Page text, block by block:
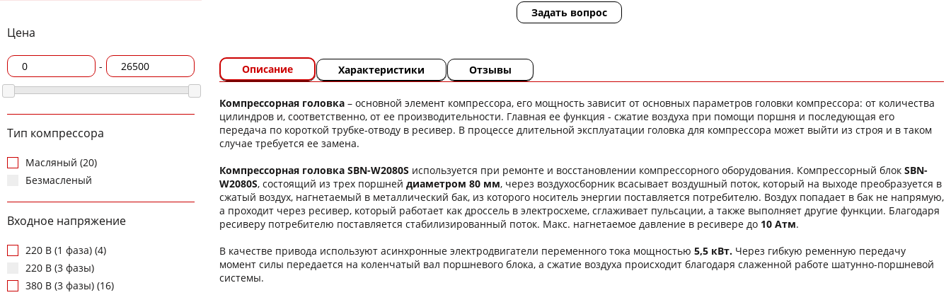
Цена
-
Тип компрессора
Масляный (20)
Безмасленый
Входное напряжение
220 В (1 фаза) (4)
220 В (3 фазы)
380 В (3 фазы) (16)
Задать вопрос
Описание Характеристики Отзывы
Компрессорная головка – основной элемент компрессора, его мощность зависит от основных параметров головки компрессора: от количества
цилиндров и, соответственно, от ее производительности. Главная ее функция - сжатие воздуха при помощи поршня и последующая его
передача по короткой трубке-отводу в ресивер. В процессе длительной эксплуатации головка для компрессора может выйти из строя и в таком
случае требуется ее замена.
Компрессорная головка SBN-W2080S используется при ремонте и восстановлении компрессорного оборудования. Компрессорный блок SBN-
W2080S, состоящий из трех поршней диаметром 80 мм, через воздухосборник всасывает воздушный поток, который на выходе преобразуется в
сжатый воздух, нагнетаемый в металлический бак, из которого носитель энергии поставляется потребителю. Воздух попадает в бак не напрямую,
а проходит через ресивер, который работает как дроссель в электросхеме, сглаживает пульсации, а также выполняет другие функции. Благодаря
ресиверу потребителю поставляется стабилизированный поток. Макс. нагнетаемое давление в ресивере до 10 Атм.
В качестве привода используют асинхронные электродвигатели переменного тока мощностью 5,5 кВт. Через гибкую ременную передачу
момент силы передается на коленчатый вал поршневого блока, а сжатие воздуха происходит благодаря слаженной работе шатунно-поршневой
системы.